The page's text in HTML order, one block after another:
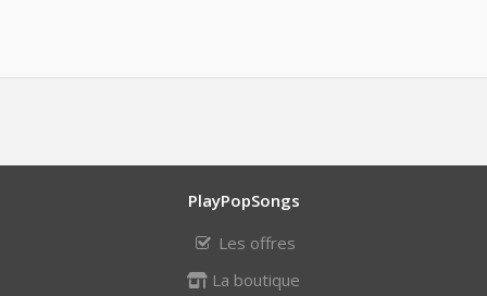
PlayPopSongs
Les offres
La boutique